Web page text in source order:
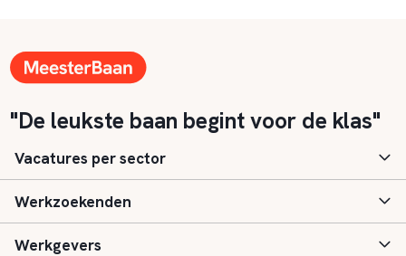
"De leukste baan begint voor de klas"
Vacatures per sector
Basisonderwijs
Speciaal (basis) onderwijs
Werkzoekenden
Aanmelden
Werkgevers